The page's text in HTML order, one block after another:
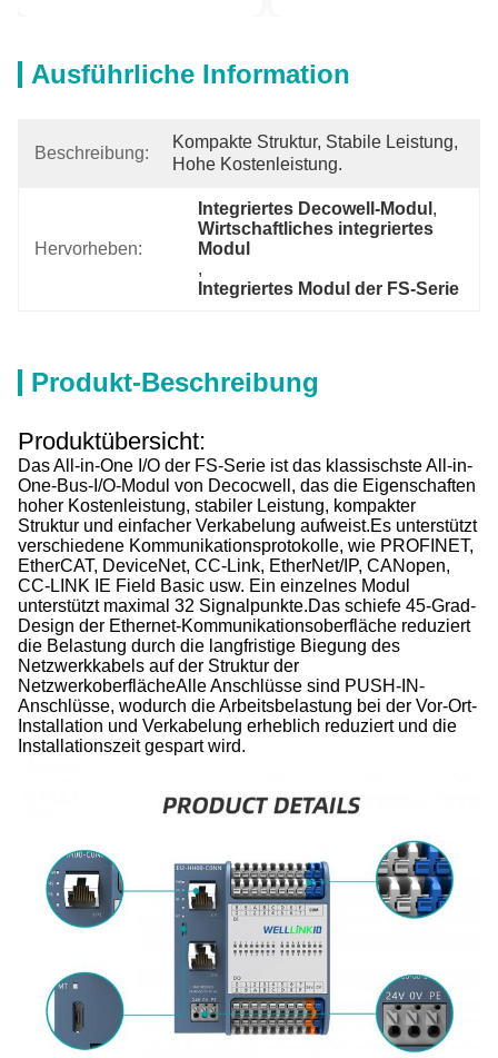
Ausführliche Information
Beschreibung:
Kompakte Struktur, Stabile Leistung,
Hohe Kostenleistung.
Hervorheben:
Integriertes Decowell-Modul ,
Wirtschaftliches integriertes
Modul
,
Integriertes Modul der FS-Serie
Produkt-Beschreibung
Produktübersicht:
Das All-in-One I/O der FS-Serie ist das klassischste All-in-
One-Bus-I/O-Modul von Decocwell, das die Eigenschaften
hoher Kostenleistung, stabiler Leistung, kompakter
Struktur und einfacher Verkabelung aufweist.Es unterstützt
verschiedene Kommunikationsprotokolle, wie PROFINET,
EtherCAT, DeviceNet, CC-Link, EtherNet/IP, CANopen,
CC-LINK IE Field Basic usw. Ein einzelnes Modul
unterstützt maximal 32 Signalpunkte.Das schiefe 45-Grad-
Design der Ethernet-Kommunikationsoberfläche reduziert
die Belastung durch die langfristige Biegung des
Netzwerkkabels auf der Struktur der
NetzwerkoberflächeAlle Anschlüsse sind PUSH-IN-
Anschlüsse, wodurch die Arbeitsbelastung bei der Vor-Ort-
Installation und Verkabelung erheblich reduziert und die
Installationszeit gespart wird.